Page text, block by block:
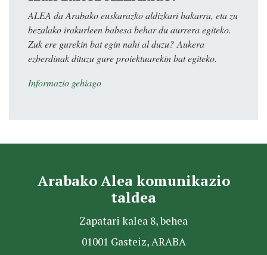
ALEA da Arabako euskarazko aldizkari bakarra, eta zu
bezalako irakurleen babesa behar du aurrera egiteko.
Zuk ere gurekin bat egin nahi al duzu? Aukera
ezberdinak dituzu gure proiektuarekin bat egiteko.
Informazio gehiago
Arabako Alea komunikazio
taldea
Zapatari kalea 8, behea
01001 Gasteiz, ARABA